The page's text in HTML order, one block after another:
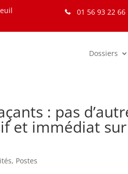
01 56 93 22
Dossiers
: pas
et immédiat
, Postes